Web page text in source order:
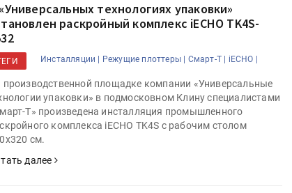
технологиях упаковки»
раскройный комплекс iECHO TK4S-
Инсталляции | Режущие плоттеры | Смарт-Т | iECHO |
производственной площадке компании «Универсальные
упаковки» в подмосковном Клину специалистами
Т» произведена инсталляция промышленного
комплекса iECHO TK4S с рабочим столом
см.
далее